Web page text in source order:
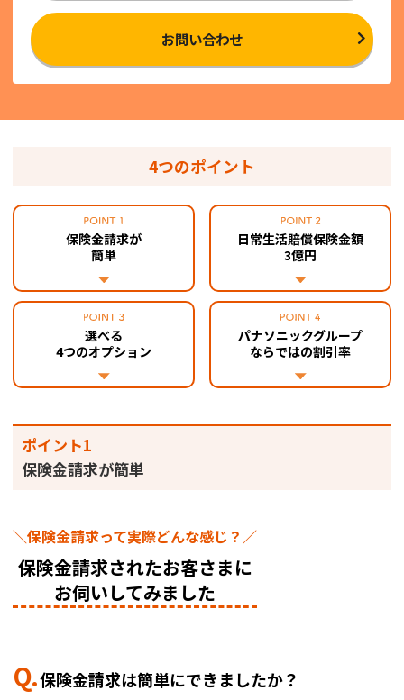
お問い合わせ
4つのポイント
保険金請求が
簡単
日常生活賠償保険金額
3億円
選べる
4つのオプション
パナソニックグループ
ならではの割引率
ポイント1
保険金請求が簡単
＼保険金請求って実際どんな感じ？／
保険金請求されたお客さまに
お伺いしてみました
Q.保険金請求は簡単にできましたか？